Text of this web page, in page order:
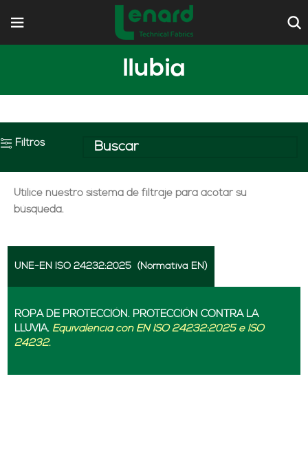
llubia
Filtros
Utilice nuestro sistema de filtraje para acotar su
búsqueda.
UNE-EN ISO 24232:2025 (Normativa EN)
ROPA DE PROTECCIÓN. PROTECCIÓN CONTRA LA
LLUVIA. Equivalencia con EN ISO 24232:2025 e ISO
24232.